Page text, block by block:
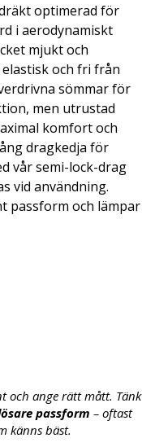
optimerad för
i aerodynamiskt
mjukt och
och fri från
sömmar för
men utrustad
komfort och
dragkedja för
vår semi-lock-drag
vid användning.
passform och lämpar
och ange rätt mått. Tänk
passform – oftast
känns bäst.